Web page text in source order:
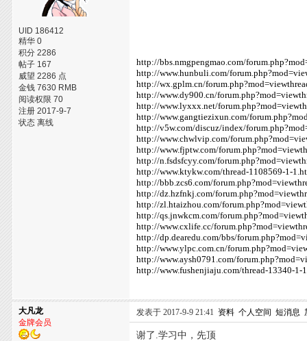
UID 186412
精华 0
积分 2286
帖子 167
威望 2286 点
金钱 7630 RMB
阅读权限 70
注册 2017-9-7
状态 离线
http://bbs.nmgpengmao.com/
http://www.hunbuli.com/
http://wx.gplm.cn/
http://www.dy900.cn/
http://www.lyxxx.net/
http://www.gangtiezixun.com/
http://v5w.com/discuz/index/
http://www.chwlvip.com/
http://www.fjptw.com/
http://n.fsdsfcyy.com/
http://www.ktykw.com/thread-1108569-1-
http://bbb.zcs6.com/
http://dz.hzfnkj.com/
http://zl.htaizhou.com/
http://qs.jnwkcm.com/
http://www.cxlife.cc/
http://dp.dearedu.com/bbs/
http://www.ylpc.com.cn/
http://www.aysh0791.com/
http://www.fushenjiaju.com/thread-13340-1-
大凡龙
金牌会员
发表于 2017-9-9 21:41 资料 个人空间 短消息
谢了.学习中，先顶